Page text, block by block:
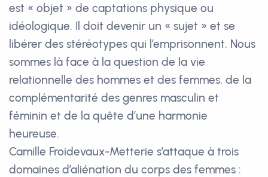
est « objet » de captations physique ou
idéologique. Il doit devenir un « sujet » et se
libérer des stéréotypes qui l’emprisonnent. Nous
sommes là face à la question de la vie
relationnelle des hommes et des femmes, de la
complémentarité des genres masculin et
féminin et de la quête d’une harmonie
heureuse.
Camille Froidevaux-Metterie s’attaque à trois
domaines d’aliénation du corps des femmes :